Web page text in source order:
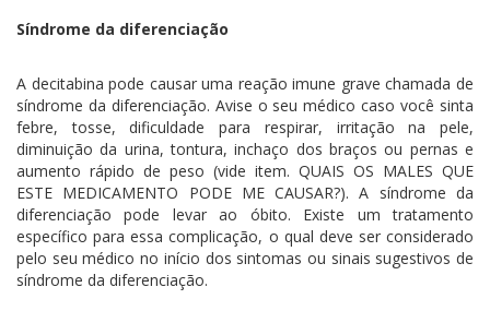
Síndrome da diferenciação
A decitabina pode causar uma reação imune grave chamada de
síndrome da diferenciação. Avise o seu médico caso você sinta
febre, tosse, dificuldade para respirar, irritação na pele,
diminuição da urina, tontura, inchaço dos braços ou pernas e
aumento rápido de peso (vide item. QUAIS OS MALES QUE
ESTE MEDICAMENTO PODE ME CAUSAR?). A síndrome da
diferenciação pode levar ao óbito. Existe um tratamento
específico para essa complicação, o qual deve ser considerado
pelo seu médico no início dos sintomas ou sinais sugestivos de
síndrome da diferenciação.